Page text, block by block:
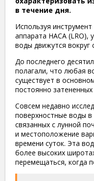
в течение дня.
Используя
аппарата НАСА (LRO),
воды движутся вокруг
До последнего
полагали, что любая
существует в
постоянно
Совсем недавно
поверхностные воды в
связанных с лунной
и местоположение
времени суток. Эта
более высоких
перемещаться, когда